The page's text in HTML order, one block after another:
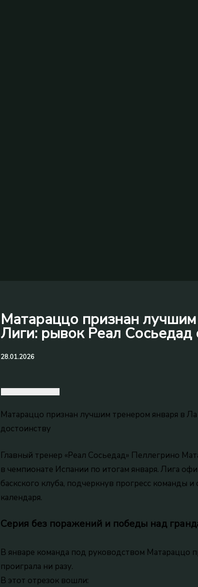
Матараццо признан
Лиги: рывок Реал Сосьедад
28.01.2026
Матараццо признан лучшим тренером января в
достоинству
Главный тренер «Реал Сосьедад» Пеллегрино
в чемпионате Испании по итогам января. Лига
баскского клуба, подчеркнув прогресс команды
календаря.
Серия без поражений и победы над
В январе команда под руководством Матараццо
проиграла ни разу.
В этот отрезок вошли: